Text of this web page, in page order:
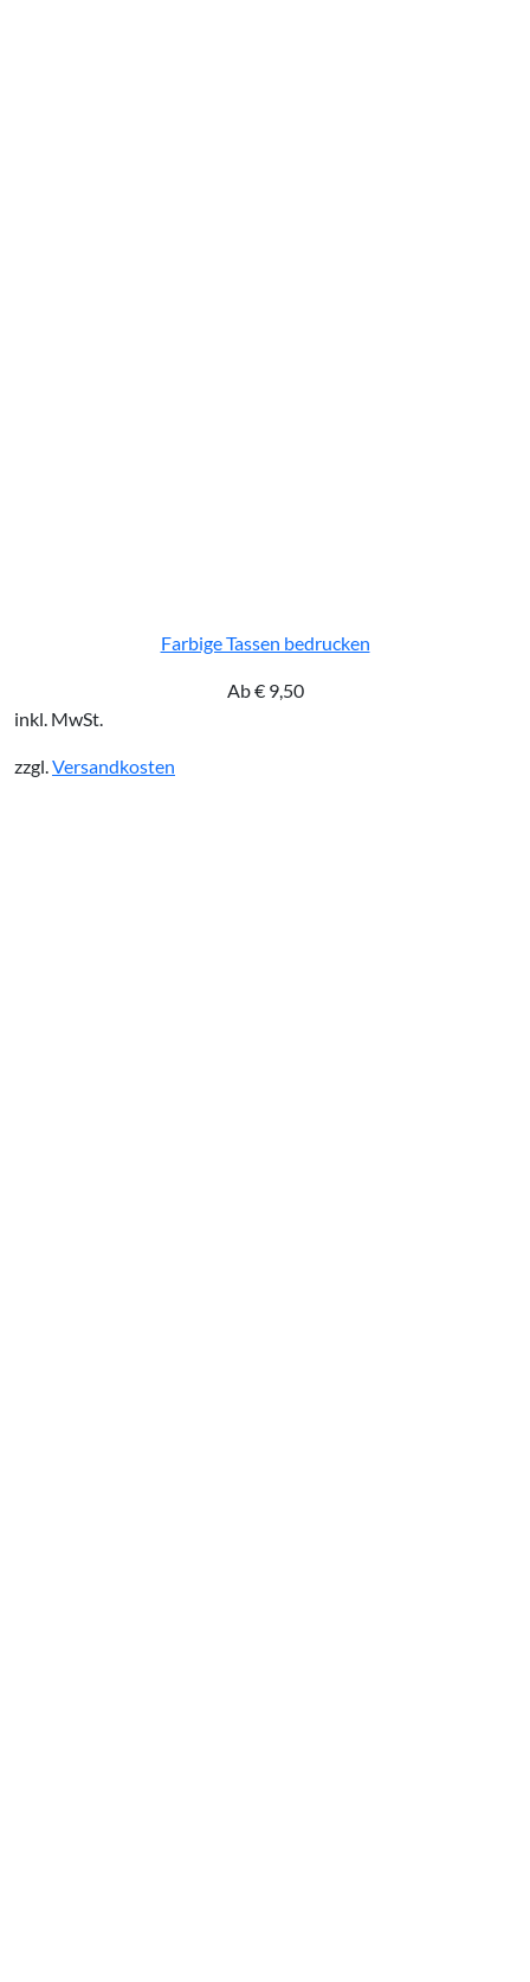
Farbige Tassen bedrucken
Ab€9,50
inkl. MwSt.
zzgl. Versandkosten